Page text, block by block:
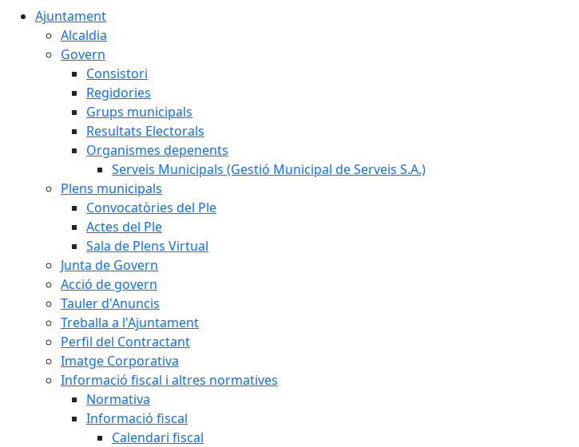
Ajuntament
Alcaldia
Govern
Consistori
Regidories
Grups municipals
Resultats Electorals
Organismes depenents
Serveis Municipals (Gestió Municipal de Serveis S.A.)
Plens municipals
Convocatòries del Ple
Actes del Ple
Sala de Plens Virtual
Junta de Govern
Acció de govern
Tauler d'Anuncis
Treballa a l'Ajuntament
Perfil del Contractant
Imatge Corporativa
Informació fiscal i altres normatives
Normativa
Informació fiscal
Calendari fiscal